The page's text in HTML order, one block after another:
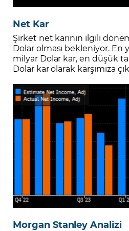
Net Kar
Şirket net karının ilgili
Dolar olması bekleniyor. En
milyar Dolar kar, en düşük
Dolar kar olarak karşımıza
Morgan Stanley Analizi